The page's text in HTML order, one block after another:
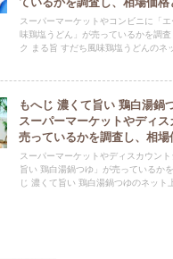
スーパーマーケットやコンビニに「
味鶏塩うどん」が売っているかを調
ク まる旨 すだち風味鶏塩うどんのネ
もへじ 濃くて旨い 鶏白湯鍋
スーパーマーケットやディ
売っているかを調査し、相場
す。
スーパーマーケットやディスカウン
旨い 鶏白湯鍋つゆ」が売っているか
じ 濃くて旨い 鶏白湯鍋つゆのネット